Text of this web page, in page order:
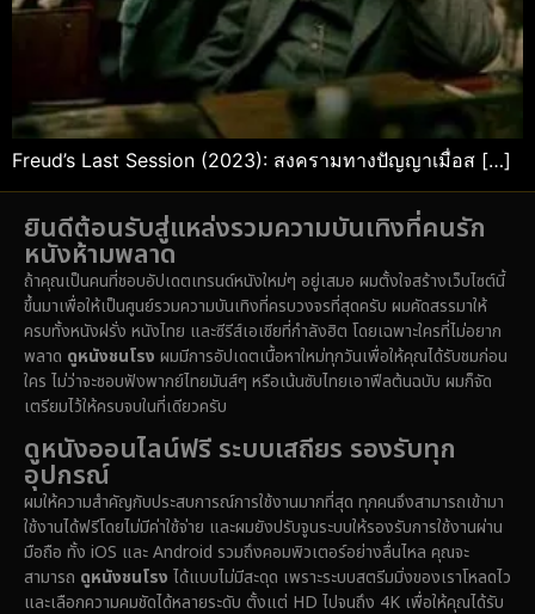
Freud’s Last Session (2023): สงครามทางปัญญาเมื่อส […]
ยินดีต้อนรับสู่แหล่งรวมความบันเทิงที่คนรัก
หนังห้ามพลาด
ถ้าคุณเป็นคนที่ชอบอัปเดตเทรนด์หนังใหม่ๆ อยู่เสมอ ผมตั้งใจสร้างเว็บไซต์นี้
ขึ้นมาเพื่อให้เป็นศูนย์รวมความบันเทิงที่ครบวงจรที่สุดครับ ผมคัดสรรมาให้
ครบทั้งหนังฝรั่ง หนังไทย และซีรีส์เอเชียที่กำลังฮิต โดยเฉพาะใครที่ไม่อยาก
พลาด ดูหนังชนโรง ผมมีการอัปเดตเนื้อหาใหม่ทุกวันเพื่อให้คุณได้รับชมก่อน
ใคร ไม่ว่าจะชอบฟังพากย์ไทยมันส์ๆ หรือเน้นซับไทยเอาฟีลต้นฉบับ ผมก็จัด
เตรียมไว้ให้ครบจบในที่เดียวครับ
ดูหนังออนไลน์ฟรี ระบบเสถียร รองรับทุก
อุปกรณ์
ผมให้ความสำคัญกับประสบการณ์การใช้งานมากที่สุด ทุกคนจึงสามารถเข้ามา
ใช้งานได้ฟรีโดยไม่มีค่าใช้จ่าย และผมยังปรับจูนระบบให้รองรับการใช้งานผ่าน
มือถือ ทั้ง iOS และ Android รวมถึงคอมพิวเตอร์อย่างลื่นไหล คุณจะ
สามารถ ดูหนังชนโรง ได้แบบไม่มีสะดุด เพราะระบบสตรีมมิ่งของเราโหลดไว
และเลือกความคมชัดได้หลายระดับ ตั้งแต่ HD ไปจนถึง 4K เพื่อให้คุณได้รับ